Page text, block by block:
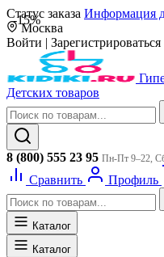
Статус заказа Информация
Москва
Войти | Зарегистрироваться
Детских товаров
8 (800) 555 23 95 Пн-Пт 9–22,
Сравнить Профиль
Каталог
Каталог
-15%